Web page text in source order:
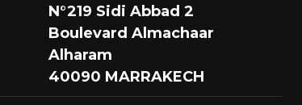
N°219 Sidi Abbad 2
Boulevard Almachaar
Alharam
40090 MARRAKECH